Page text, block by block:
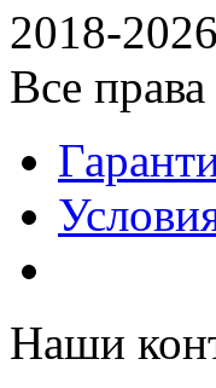
2018-2026
Все
Наши